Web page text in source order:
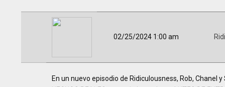
02/25/2024 1:00 am
En un nuevo episodio de Ridiculousness, Rob, Chanel